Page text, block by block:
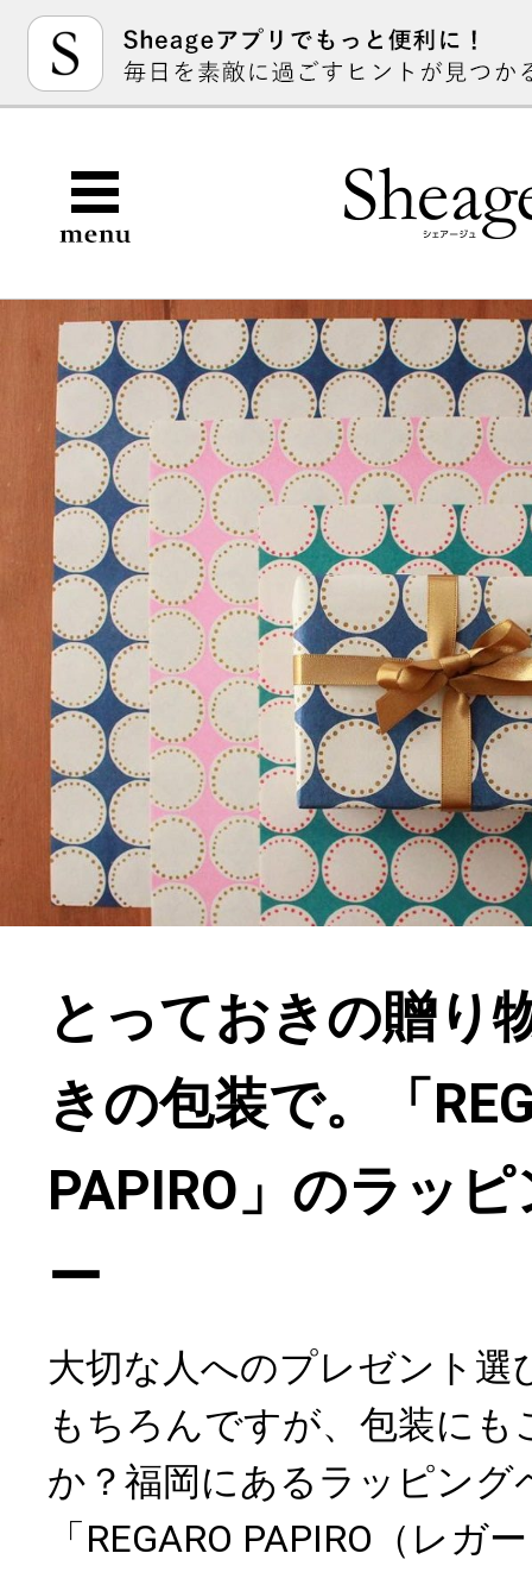
とっておきの贈り
きの包装で。「
PAPIRO」のラッ
ー
大切な人へのプレゼント選
もちろんですが、包装に
か？福岡にあるラッピング
「REGARO PAPIRO（レガ